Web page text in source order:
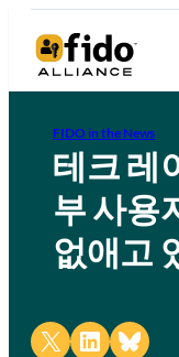
FIDO in the News
테크 레
부 사용
없애고
Share on X Share on LinkedIn
Share on